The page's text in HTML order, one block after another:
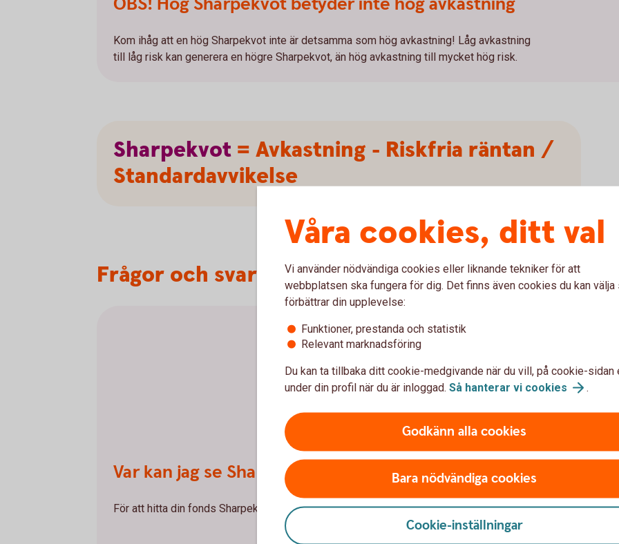
Kom ihåg att en hög Sharpekvot inte är detsamma som hög avkastning! Låg avkastning
till låg risk kan generera en högre Sharpekvot, än hög avkastning till mycket hög risk.
Sharpekvot = Avkastning - Riskfria räntan /
Standardavvikelse
Frågor och svar om Sharpekvot
Var kan jag se Sharpekvot?
För att hitta din fonds Sharpekvot - följ stegen:
Tips!
Våra cookies, ditt val
Vi använder nödvändiga cookies eller liknande tekniker för att
webbplatsen ska fungera för dig. Det finns även cookies du kan välja
förbättrar din upplevelse:
Funktioner, prestanda och statistik
Relevant marknadsföring
Du kan ta tillbaka ditt cookie-medgivande när du vill, på cookie-sidan
under din profil när du är inloggad. Så hanterar vi cookies .
Godkänn alla cookies
Bara nödvändiga cookies
Cookie-inställningar